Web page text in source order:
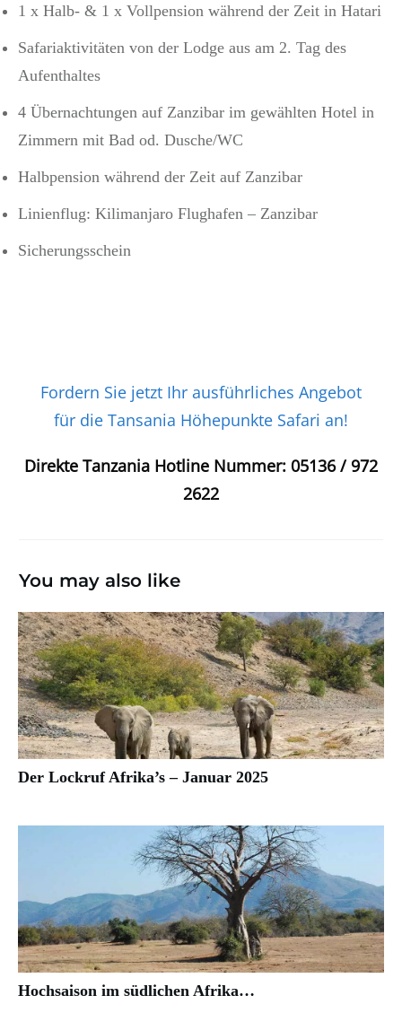
1 x Halb- & 1 x Vollpension während der Zeit in Hatari
Safariaktivitäten von der Lodge aus am 2. Tag des
Aufenthaltes
4 Übernachtungen auf Zanzibar im gewählten Hotel in
Zimmern mit Bad od. Dusche/WC
Halbpension während der Zeit auf Zanzibar
Linienflug: Kilimanjaro Flughafen – Zanzibar
Sicherungsschein
Fordern Sie jetzt Ihr ausführliches Angebot
für die Tansania Höhepunkte Safari an!
Direkte Tanzania Hotline Nummer: 05136 / 972
2622
You may also like
Der Lockruf Afrika’s – Januar 2025
Hochsaison im südlichen Afrika…